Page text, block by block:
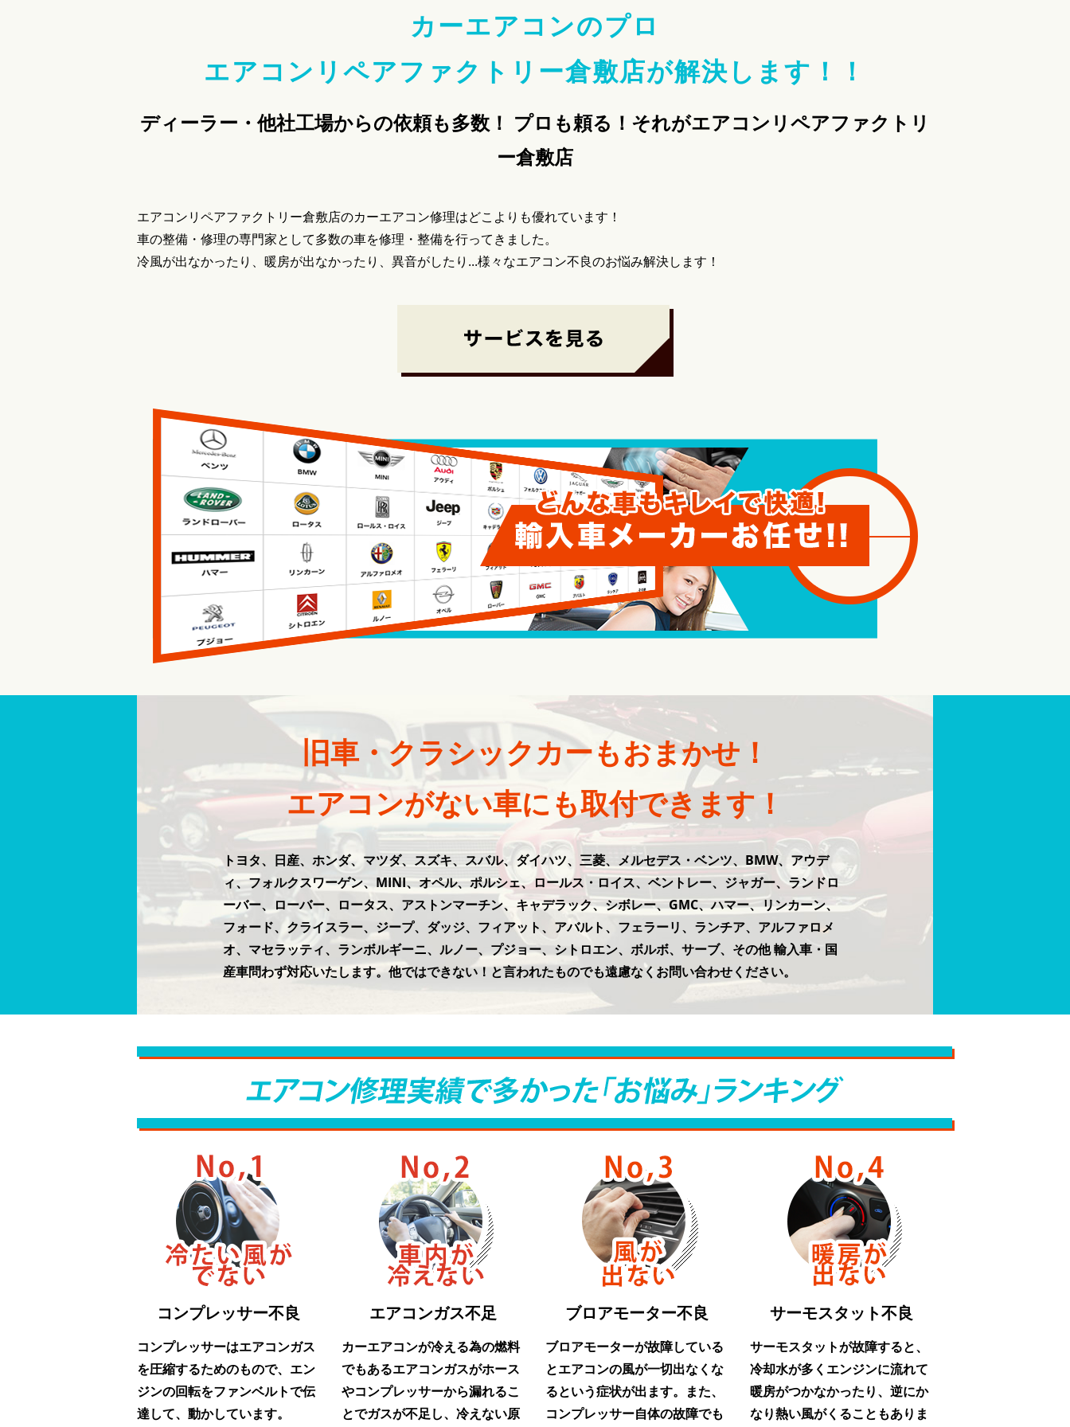
カーエアコンのプロ
エアコンリペアファクトリー倉敷店が解決します！！
ディーラー・他社工場からの依頼も多数！ プロも頼る！それがエアコンリペアファクトリ
ー倉敷店
エアコンリペアファクトリー倉敷店のカーエアコン修理はどこよりも優れています！
車の整備・修理の専門家として多数の車を修理・整備を行ってきました。
冷風が出なかったり、暖房が出なかったり、異音がしたり...様々なエアコン不良のお悩み解決します！
旧車・クラシックカーもおまかせ！
エアコンがない車にも取付できます！
トヨタ、日産、ホンダ、マツダ、スズキ、スバル、ダイハツ、三菱、メルセデス・ベンツ、BMW、アウデ
ィ、フォルクスワーゲン、MINI、オペル、ポルシェ、ロールス・ロイス、ベントレー、ジャガー、ランドロ
ーバー、ローバー、ロータス、アストンマーチン、キャデラック、シボレー、GMC、ハマー、リンカーン、
フォード、クライスラー、ジープ、ダッジ、フィアット、アバルト、フェラーリ、ランチア、アルファロメ
オ、マセラッティ、ランボルギーニ、ルノー、プジョー、シトロエン、ボルボ、サーブ、その他 輸入車・国
産車問わず対応いたします。他ではできない！と言われたものでも遠慮なくお問い合わせください。
コンプレッサー不良
コンプレッサーはエアコンガス
を圧縮するためのもので、エン
ジンの回転をファンベルトで伝
達して、動かしています。
エアコンガス不足
カーエアコンが冷える為の燃料
でもあるエアコンガスがホース
やコンプレッサーから漏れるこ
とでガスが不足し、冷えない原
ブロアモーター不良
ブロアモーターが故障している
とエアコンの風が一切出なくな
るという症状が出ます。また、
コンプレッサー自体の故障でも
サーモスタット不良
サーモスタットが故障すると、
冷却水が多くエンジンに流れて
暖房がつかなかったり、逆にか
なり熱い風がくることもありま